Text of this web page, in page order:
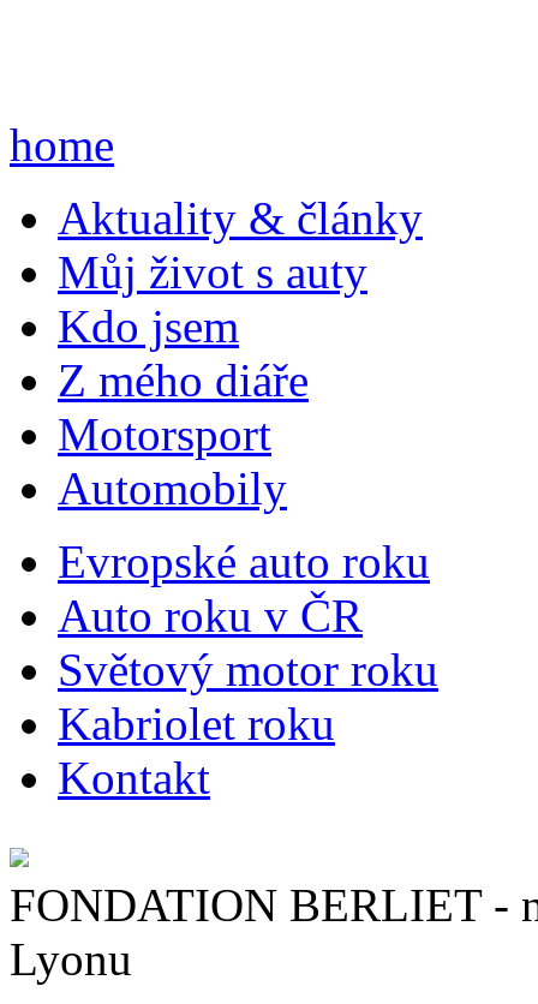
home
Aktuality & články
Můj život s auty
Kdo jsem
Z mého diáře
Motorsport
Automobily
Evropské auto roku
Auto roku v ČR
Světový motor roku
Kabriolet roku
Kontakt
FONDATION BERLIET -
Lyonu